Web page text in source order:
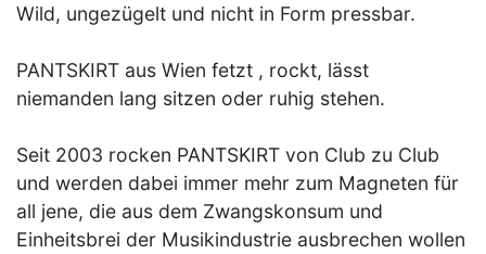
Wild, ungezügelt und nicht in Form pressbar.
PANTSKIRT aus Wien fetzt , rockt, lässt
niemanden lang sitzen oder ruhig stehen.
Seit 2003 rocken PANTSKIRT von Club zu Club
und werden dabei immer mehr zum Magneten für
all jene, die aus dem Zwangskonsum und
Einheitsbrei der Musikindustrie ausbrechen wollen